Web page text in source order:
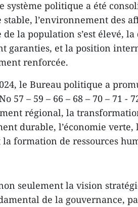
système politique a été
l’environnement des
la population s’est élevé, la
garanties, et la position
renforcée.
le Bureau politique a
57 – 59 – 66 – 68 – 70 – 71 -
régional, la
durable, l’économie
formation de ressources
seulement la vision
de la gouvernance,